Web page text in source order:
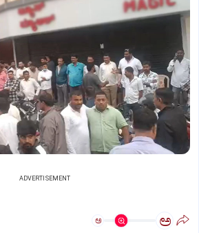
ADVERTISEMENT
ಅ ಅ